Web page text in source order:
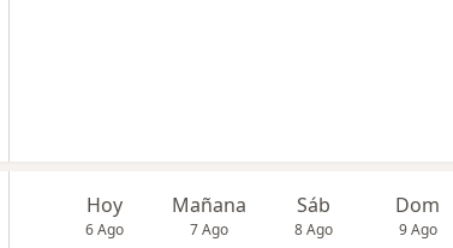
Hoy
6 Ago
Mañana
7 Ago
Sáb
8 Ago
Dom
9 Ago